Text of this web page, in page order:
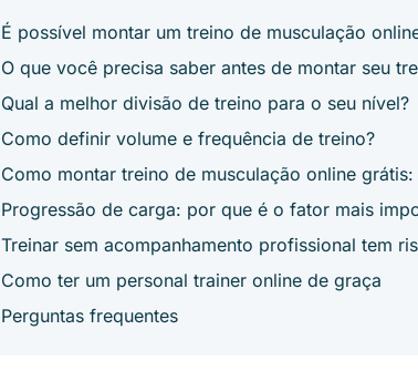
É possível montar um treino de musculação
O que você precisa saber antes de montar seu
Qual a melhor divisão de treino para o seu nível?
Como definir volume e frequência de treino?
Como montar treino de musculação online
Progressão de carga: por que é o fator mais
Treinar sem acompanhamento profissional tem
Como ter um personal trainer online de graça
Perguntas frequentes